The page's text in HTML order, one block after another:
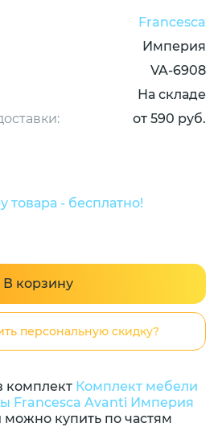
Francesca
Империя
VA-6908
На складе
от 590 руб.
- бесплатно!
В корзину
персональную скидку?
комплект Комплект мебели
Francesca Avanti Империя
можно купить по частям